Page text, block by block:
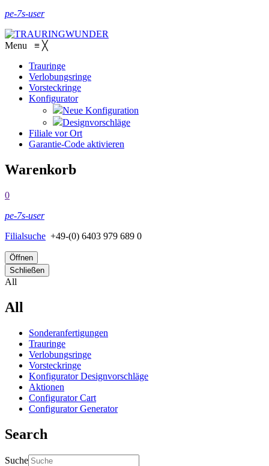
pe-7s-user
Menu ≡ ╳
Trauringe
Verlobungsringe
Vorsteckringe
Konfigurator
Neue Konfiguration
Designvorschläge
Filiale vor Ort
Garantie-Code aktivieren
Warenkorb
0
pe-7s-user
Filialsuche +49-(0) 6403 979 689 0
Öffnen
Schließen
All
All
Sonderanfertigungen
Trauringe
Verlobungsringe
Vorsteckringe
Konfigurator Designvorschläge
Aktionen
Configurator Cart
Configurator Generator
Search
Suche